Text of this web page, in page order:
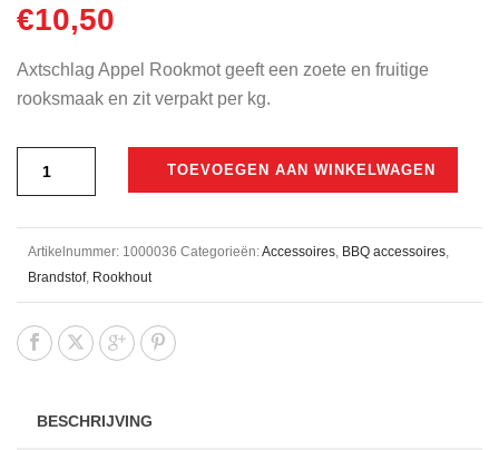
€10,50
Axtschlag Appel Rookmot geeft een zoete en fruitige
rooksmaak en zit verpakt per kg.
TOEVOEGEN AAN WINKELWAGEN
Artikelnummer: 1000036 Categorieën:Accessoires BBQ accessoires
Brandstof, Rookhout
BESCHRIJVING